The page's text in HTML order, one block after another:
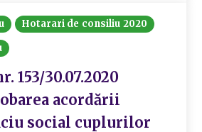
Hotarari de consiliu 2020
153/30.07.2020
acordării
social cuplurilor